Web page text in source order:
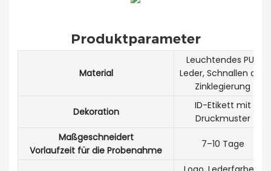
Produktparameter
Material
Leuchtendes PU-
Leder, Schnallen aus
Zinklegierung
Dekoration
ID-Etikett mit
Druckmuster
Maßgeschneidert
Vorlaufzeit für die Probenahme
7–10 Tage